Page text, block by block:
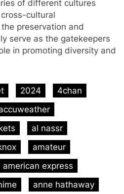
of different cultures
cultural
preservation and
serve as the gatekeepers
in promoting diversity and
2024
4chan
al nassr
amateur
american express
anne hathaway